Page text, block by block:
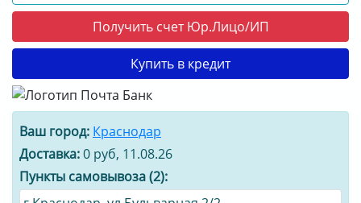
Получить счет Юр.Лицо/ИП
Купить в кредит
Ваш город: Краснодар
Доставка:0 руб, 11.08.26
Пункты самовывоза (2):